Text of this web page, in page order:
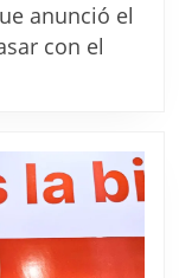
anunció el
con el